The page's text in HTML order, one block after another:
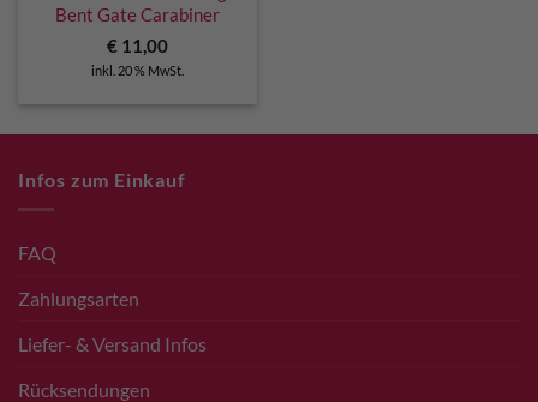
Bent Gate Carabiner
€ 11,00
inkl. 20 % MwSt.
Infos zum Einkauf
FAQ
Zahlungsarten
Liefer- & Versand Infos
Rücksendungen